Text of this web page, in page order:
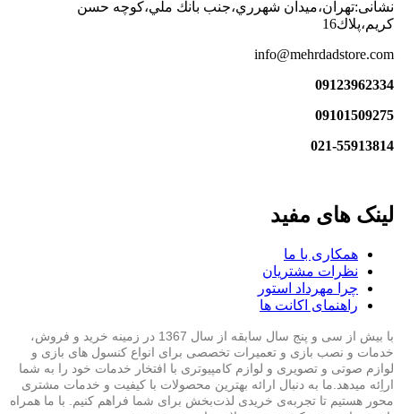
نشانی:تهران،ميدان شهرري،جنب بانك ملي،كوچه حسن
كريم،پلاك16
info@mehrdadstore.com
09123962334
09101509275
021-55913814
لینک های مفید
همکاری با ما
نظرات مشتریان
چرا مهرداد استور
راهنمای اکانت ها
با بیش از سی و پنج سال سابقه از سال 1367 در زمینه خرید و فروش،
خدمات و نصب بازی و تعمیرات تخصصی برای انواع کنسول های بازی و
لوازم صوتی و تصویری و لوازم کامپیوتری با افتخار خدمات خود را به شما
اراِئه میدهد.ما به دنبال ارائه بهترین محصولات با کیفیت و خدمات مشتری
محور هستیم تا تجربه‌ی خریدی لذت‌بخش برای شما فراهم کنیم. با ما همراه